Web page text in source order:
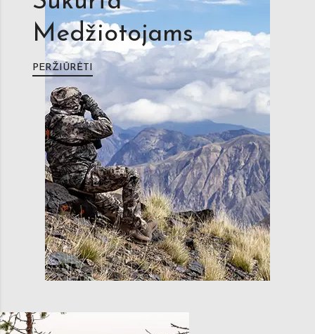
Medžiotojams
PERŽIŪRĖTI